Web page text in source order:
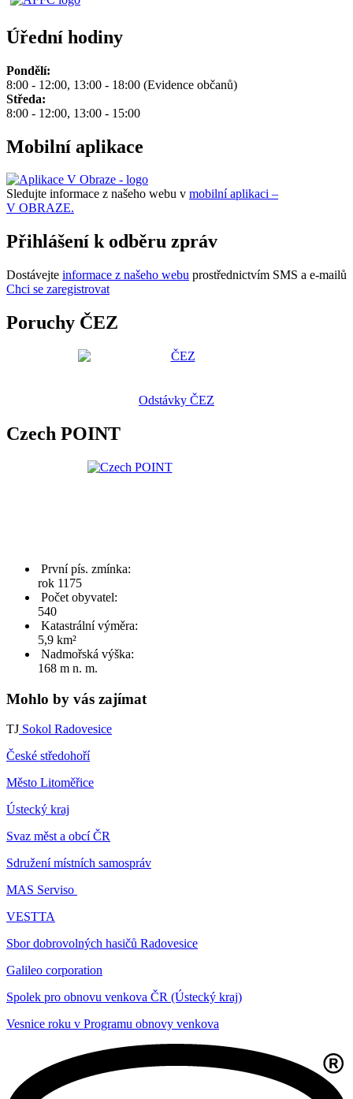
Úřední hodiny
Pondělí:
8:00 - 12:00, 13:00 - 18:00 (Evidence občanů)
Středa:
8:00 - 12:00, 13:00 - 15:00
Mobilní aplikace
Sledujte informace z našeho webu v mobilní aplikaci –
V OBRAZE.
Přihlášení k odběru zpráv
Dostávejte informace z našeho webu prostřednictvím SMS a e-mailů
Chci se zaregistrovat
Poruchy ČEZ
Odstávky ČEZ
Czech POINT
První pís. zmínka:
rok 1175
Počet obyvatel:
540
Katastrální výměra:
5,9 km²
Nadmořská výška:
168 m n. m.
Mohlo by vás zajímat
TJ Sokol Radovesice
České středohoří
Město Litoměřice
Ústecký kraj
Svaz měst a obcí ČR
Sdružení místních samospráv
MAS Serviso
VESTTA
Sbor dobrovolných hasičů Radovesice
Galileo corporation
Spolek pro obnovu venkova ČR (Ústecký kraj)
Vesnice roku v Programu obnovy venkova